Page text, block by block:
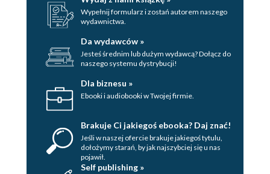
Wypełnij formularz i zostań autorem naszego
wydawnictwa.
Da wydawców »
Jesteś średnim lub dużym wydawcą? Dołącz do
naszego systemu dystrybucji!
Dla biznesu »
Ebooki i audiobooki w Twojej firmie.
Brakuje Ci jakiegoś ebooka? Daj znać!
Jeśli w naszej ofercie brakuje jakiegoś tytulu,
dołożymy starań, by jak najszybciej się u nas
pojawił.
Self publishing »